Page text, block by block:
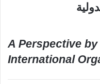
A Perspective
International